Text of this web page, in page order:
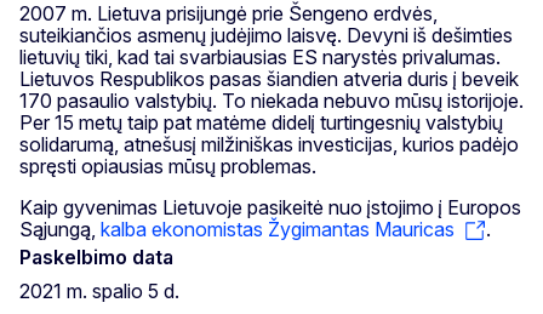
2007 m. Lietuva prisijungė prie Šengeno erdvės,
suteikiančios asmenų judėjimo laisvę. Devyni iš dešimties
lietuvių tiki, kad tai svarbiausias ES narystės privalumas.
Lietuvos Respublikos pasas šiandien atveria duris į beveik
170 pasaulio valstybių. To niekada nebuvo mūsų istorijoje.
Per 15 metų taip pat matėme didelį turtingesnių valstybių
solidarumą, atnešusį milžiniškas investicijas, kurios padėjo
spręsti opiausias mūsų problemas.
Kaip gyvenimas Lietuvoje pasikeitė nuo įstojimo į Europos
Sąjungą, kalba ekonomistas Žygimantas Mauricas
.
Paskelbimo data
2021 m. spalio 5 d.